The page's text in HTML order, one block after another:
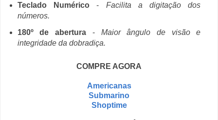
Teclado Numérico- Facilita a digitação dos
números.
180º de abertura - Maior ângulo de visão e
integridade da dobradiça.
COMPRE AGORA
Americanas
Submarino
Shoptime